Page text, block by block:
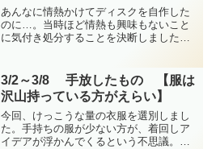
の 【欠番】
あんなに情熱かけてディスクを自作した
のに…。当時ほど情熱も興味もないこと
に気付き処分することを決断しました。
うとちょっと怖い。いや、何かに打ち込
んだことは、きっと楽しい思い出になっ
てくれる筈！この一週間に手放したもの
の記録です。
3/2～3/8 手放したもの 【服は
沢山持っている方がえらい】
今回、けっこうな量の衣服を選別しまし
た。手持ちの服が少ない方が、着回しア
イデアが浮かんでくるという不思議。こ